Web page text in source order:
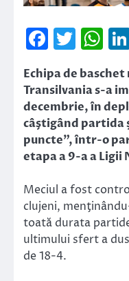
Echipa de
Transilvania s-a
decembrie, în
câştigând partida
puncte”, într-o
etapa a 9-a a Ligii
Meciul a fost
clujeni,
toată durata
ultimului sfert a
de 18-4.